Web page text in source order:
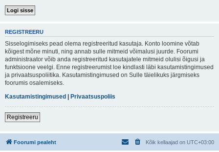
REGISTREERU
Sisselogimiseks pead olema registreeritud kasutaja. Konto loomine võtab
kõigest mõne minuti, ning annab sulle mitmeid võimalusi juurde. Foorumi
administraator võib anda registreeritud kasutajatele mitmeid olulisi õigusi ja
funktsioone veelgi. Enne registreerumist loe kindlasti läbi kasutamistingimused
ja privaatsuspoliitika. Kasutamistingimused on Sulle täielikuks järgmiseks
foorumis osalemiseks.
Kasutamistingimused | Privaatsuspoliis
Registreeru
Foorumi pealeht Kõik kellaajad on UTC+03:00